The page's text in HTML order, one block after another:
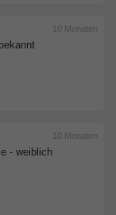
10 Monaten
- weiblich
10 Monaten